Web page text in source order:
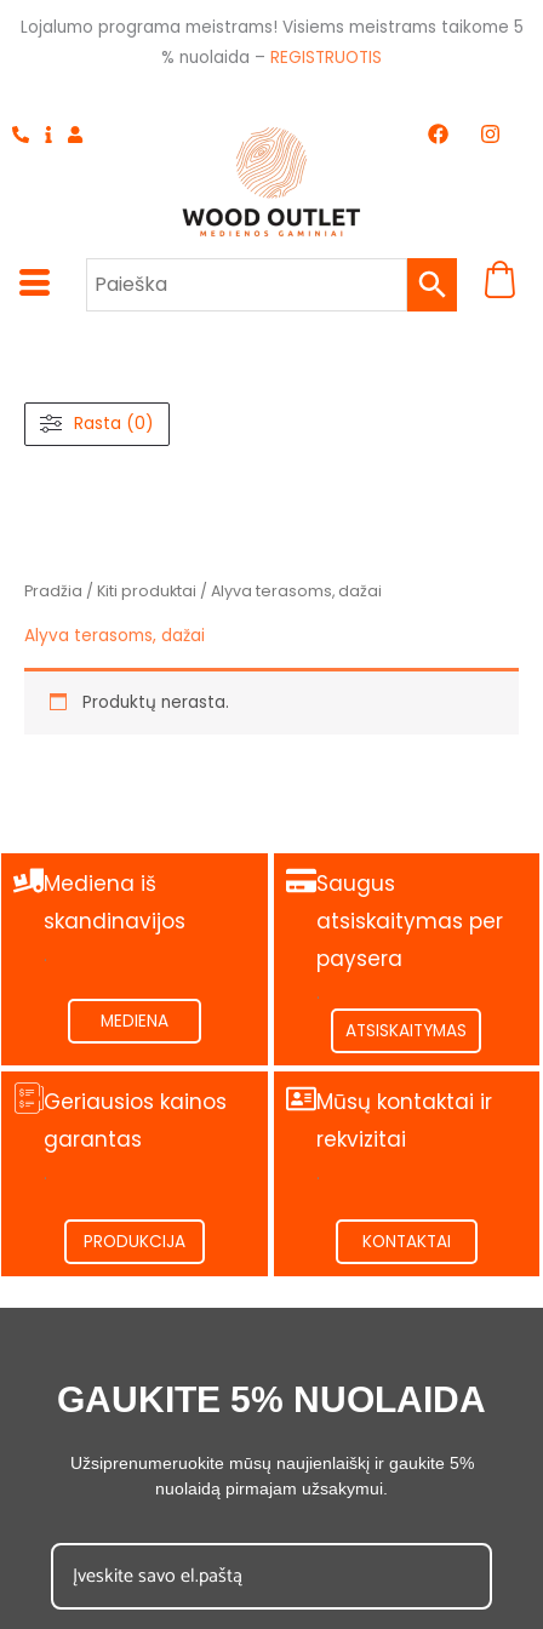
Pereiti
Lojalumo programa meistrams! Visiems meistrams taikome 5
% nuolaida – REGISTRUOTIS
F
a
k
I
n
a
m
Rasta (0)
Pradžia / Kiti produktai / Alyva terasoms, dažai
Alyva terasoms, dažai
Produktų nerasta.
Mediena iš
skandinavijos
.
MEDIENA
Saugus
atsiskaitymas per
paysera
.
ATSISKAITYMAS
Geriausios kainos
garantas
.
PRODUKCIJA
Mūsų kontaktai ir
rekvizitai
.
KONTAKTAI
GAUKITE 5% NUOLAIDA
Užsiprenumeruokite mūsų naujienlaiškį ir gaukite 5%
nuolaidą pirmajam užsakymui.